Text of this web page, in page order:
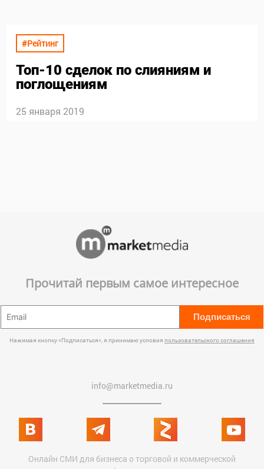
#Рейтинг
Топ-10 сделок по слияниям и
поглощениям
25 января 2019
Прочитай первым самое интересное
Подписаться
Нажимая кнопку «Подписаться», я принимаю условия пользовательского соглашения
info@marketmedia.ru
Онлайн СМИ для бизнеса о торговой и коммерческой